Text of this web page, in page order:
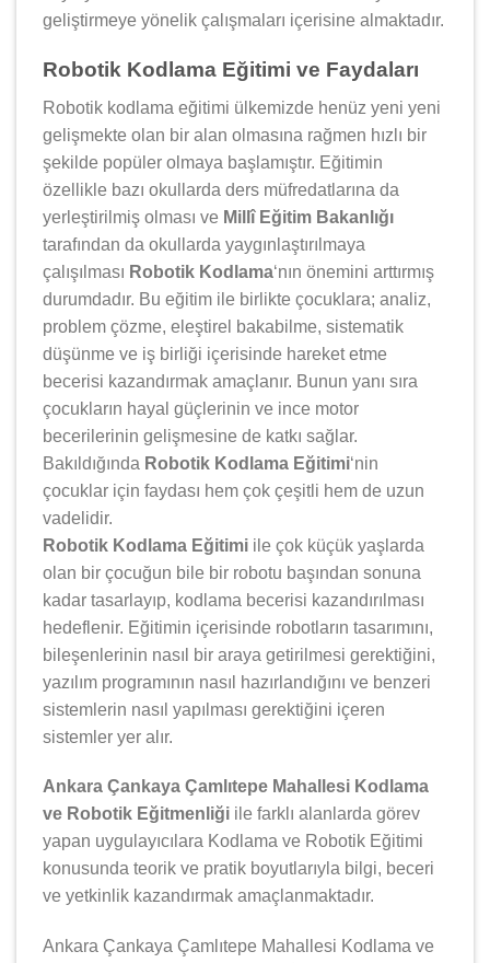
geliştirmeye yönelik çalışmaları içerisine almaktadır.
Robotik Kodlama Eğitimi ve Faydaları
Robotik kodlama eğitimi ülkemizde henüz yeni yeni
gelişmekte olan bir alan olmasına rağmen hızlı bir
şekilde popüler olmaya başlamıştır. Eğitimin
özellikle bazı okullarda ders müfredatlarına da
yerleştirilmiş olması ve Millî Eğitim Bakanlığı
tarafından da okullarda yaygınlaştırılmaya
çalışılması Robotik Kodlama‘nın önemini arttırmış
durumdadır. Bu eğitim ile birlikte çocuklara; analiz,
problem çözme, eleştirel bakabilme, sistematik
düşünme ve iş birliği içerisinde hareket etme
becerisi kazandırmak amaçlanır. Bunun yanı sıra
çocukların hayal güçlerinin ve ince motor
becerilerinin gelişmesine de katkı sağlar.
Bakıldığında Robotik Kodlama Eğitimi‘nin
çocuklar için faydası hem çok çeşitli hem de uzun
vadelidir.
Robotik Kodlama Eğitimi ile çok küçük yaşlarda
olan bir çocuğun bile bir robotu başından sonuna
kadar tasarlayıp, kodlama becerisi kazandırılması
hedeflenir. Eğitimin içerisinde robotların tasarımını,
bileşenlerinin nasıl bir araya getirilmesi gerektiğini,
yazılım programının nasıl hazırlandığını ve benzeri
sistemlerin nasıl yapılması gerektiğini içeren
sistemler yer alır.
Ankara Çankaya Çamlıtepe Mahallesi Kodlama
ve Robotik Eğitmenliği ile farklı alanlarda görev
yapan uygulayıcılara Kodlama ve Robotik Eğitimi
konusunda teorik ve pratik boyutlarıyla bilgi, beceri
ve yetkinlik kazandırmak amaçlanmaktadır.
Ankara Çankaya Çamlıtepe Mahallesi Kodlama ve